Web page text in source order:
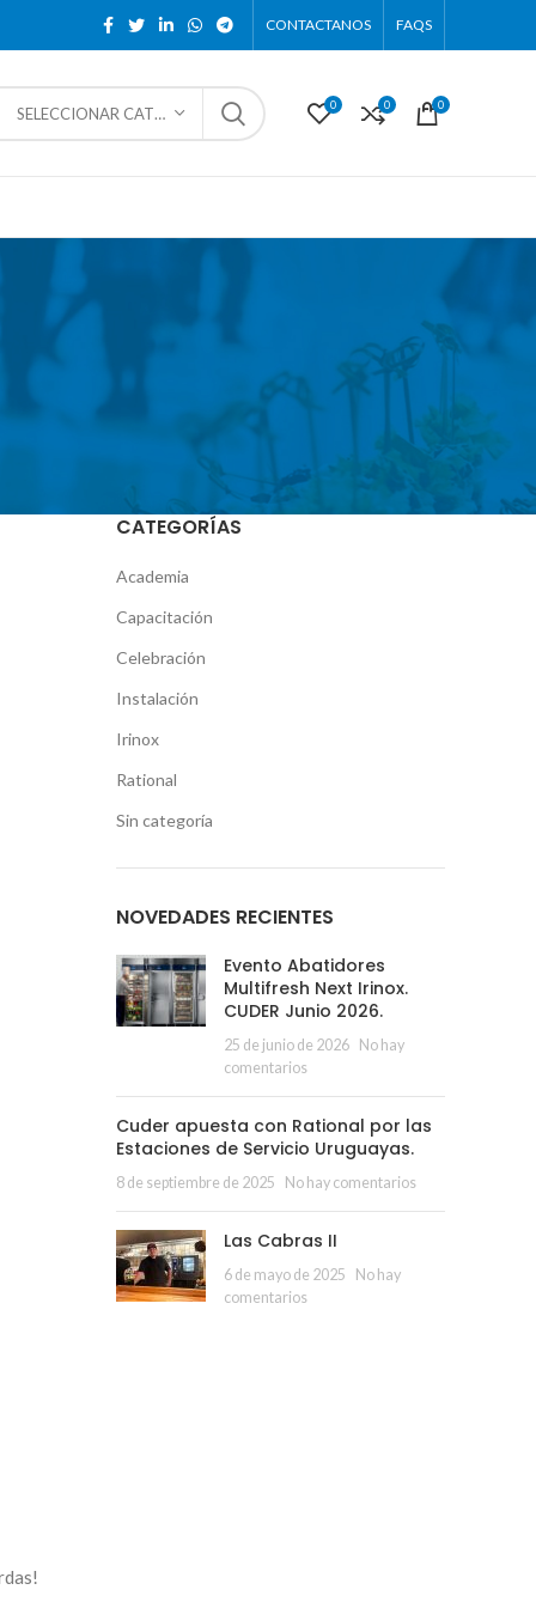
CONTACTANOS FAQS
SELECCIONAR CATEGORÍA 0 0 0
CATEGORÍAS
Academia
Capacitación
Celebración
Instalación
Irinox
Rational
Sin categoría
NOVEDADES RECIENTES
Evento Abatidores
Multifresh Next Irinox.
CUDER Junio 2026.
25 de junio de 2026
No hay
comentarios
Cuder apuesta con Rational por las
Estaciones de Servicio Uruguayas.
8 de septiembre de 2025 No hay comentarios
Las Cabras II
6 de mayo de 2025
No hay
comentarios